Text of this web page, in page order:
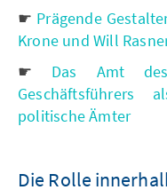
☛ Prägende
Krone und Will
☛ Das Amt des
Geschäftsführers
politische Ämter
Die Rolle